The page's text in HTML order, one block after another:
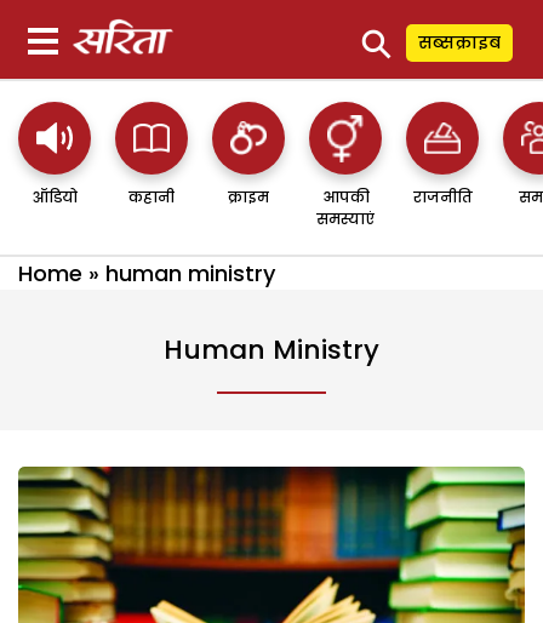
⚲ सब्सक्राइब
ऑडियो कहानी क्राइम
आपकी
समस्याएं
राजनीति
Home » human ministry
Human Ministry